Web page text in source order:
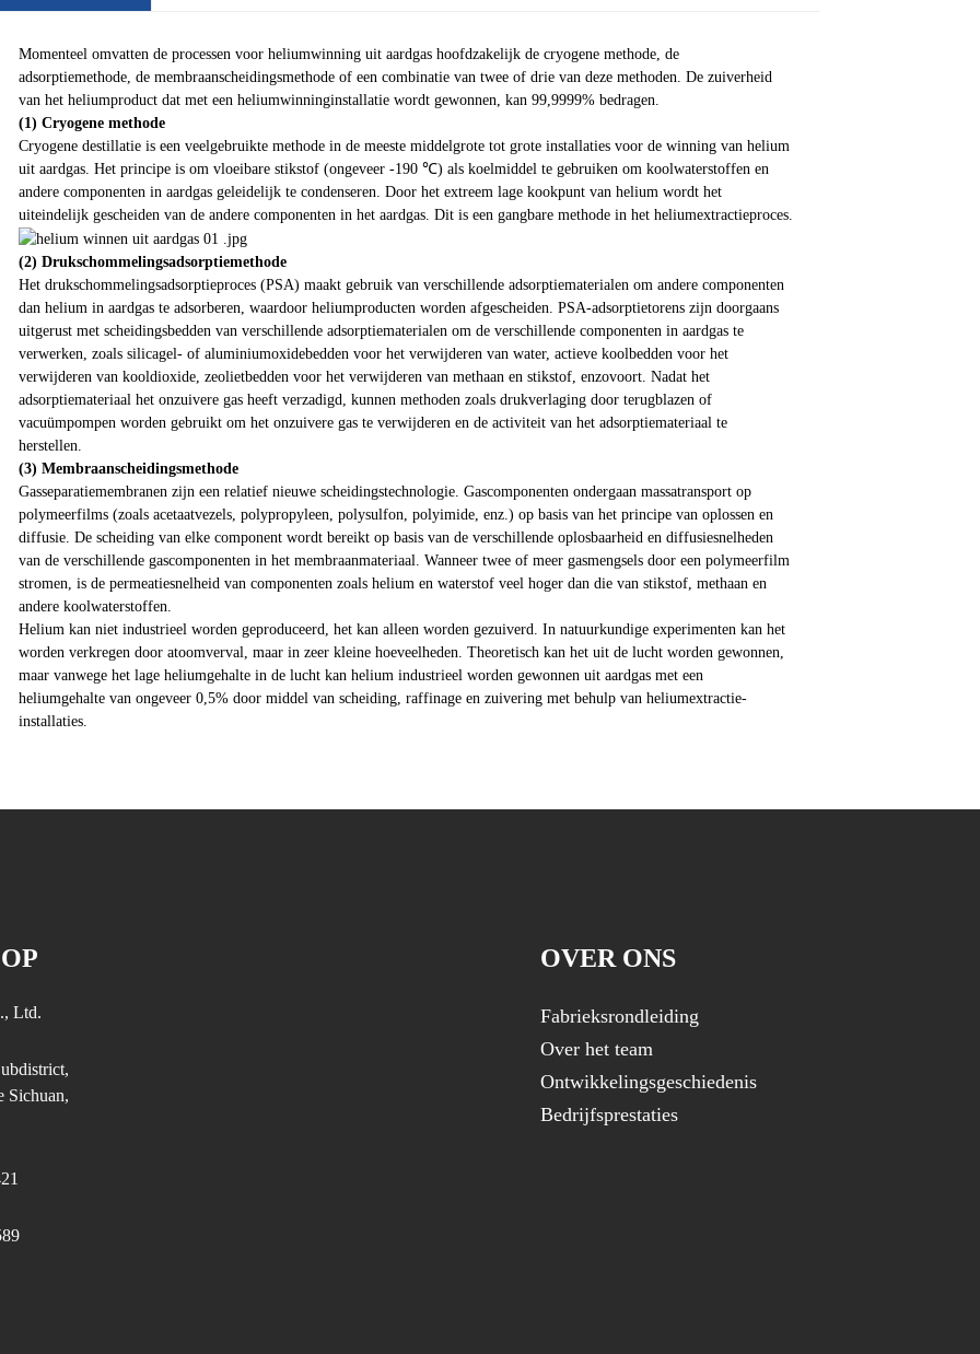
Momenteel omvatten de processen voor heliumwinning uit aardgas hoofdzakelijk de cryogene methode, de
adsorptiemethode, de membraanscheidingsmethode of een combinatie van twee of drie van deze methoden. De zuiverheid
van het heliumproduct dat met een heliumwinninginstallatie wordt gewonnen, kan 99,9999% bedragen.
(1) Cryogene methode
Cryogene destillatie is een veelgebruikte methode in de meeste middelgrote tot grote installaties voor de winning van helium
uit aardgas. Het principe is om vloeibare stikstof (ongeveer -190 ℃) als koelmiddel te gebruiken om koolwaterstoffen en
andere componenten in aardgas geleidelijk te condenseren. Door het extreem lage kookpunt van helium wordt het
uiteindelijk gescheiden van de andere componenten in het aardgas. Dit is een gangbare methode in het heliumextractieproces.
(2) Drukschommelingsadsorptiemethode
Het drukschommelingsadsorptieproces (PSA) maakt gebruik van verschillende adsorptiematerialen om andere componenten
dan helium in aardgas te adsorberen, waardoor heliumproducten worden afgescheiden. PSA-adsorptietorens zijn doorgaans
uitgerust met scheidingsbedden van verschillende adsorptiematerialen om de verschillende componenten in aardgas te
verwerken, zoals silicagel- of aluminiumoxidebedden voor het verwijderen van water, actieve koolbedden voor het
verwijderen van kooldioxide, zeolietbedden voor het verwijderen van methaan en stikstof, enzovoort. Nadat het
adsorptiemateriaal het onzuivere gas heeft verzadigd, kunnen methoden zoals drukverlaging door terugblazen of
vacuümpompen worden gebruikt om het onzuivere gas te verwijderen en de activiteit van het adsorptiemateriaal te
herstellen.
(3) Membraanscheidingsmethode
Gasseparatiemembranen zijn een relatief nieuwe scheidingstechnologie. Gascomponenten ondergaan massatransport op
polymeerfilms (zoals acetaatvezels, polypropyleen, polysulfon, polyimide, enz.) op basis van het principe van oplossen en
diffusie. De scheiding van elke component wordt bereikt op basis van de verschillende oplosbaarheid en diffusiesnelheden
van de verschillende gascomponenten in het membraanmateriaal. Wanneer twee of meer gasmengsels door een polymeerfilm
stromen, is de permeatiesnelheid van componenten zoals helium en waterstof veel hoger dan die van stikstof, methaan en
andere koolwaterstoffen.
Helium kan niet industrieel worden geproduceerd, het kan alleen worden gezuiverd. In natuurkundige experimenten kan het
worden verkregen door atoomverval, maar in zeer kleine hoeveelheden. Theoretisch kan het uit de lucht worden gewonnen,
maar vanwege het lage heliumgehalte in de lucht kan helium industrieel worden gewonnen uit aardgas met een
heliumgehalte van ongeveer 0,5% door middel van scheiding, raffinage en zuivering met behulp van heliumextractie-
installaties.
Ltd.
Sichuan,
OVER ONS
Fabrieksrondleiding
Over het team
Ontwikkelingsgeschiedenis
Bedrijfsprestaties